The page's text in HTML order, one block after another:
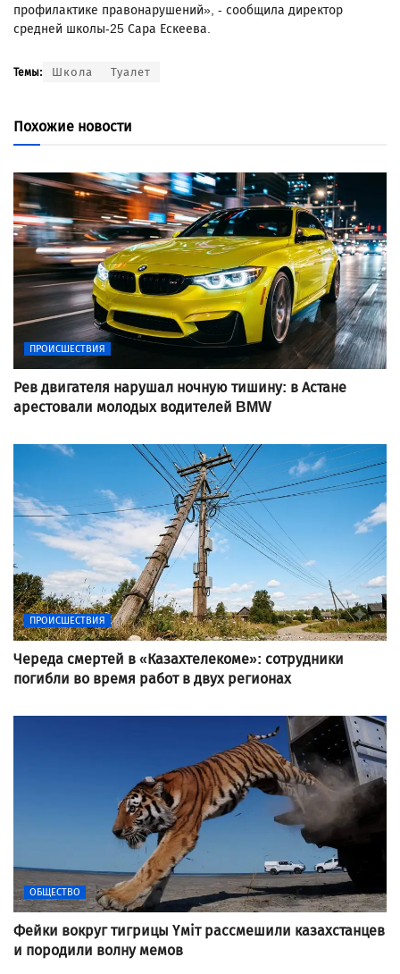
профилактике правонарушений», - сообщила директор
средней школы-25 Сара Ескеева.
Темы: Школа Туалет
Похожие новости
ПРОИСШЕСТВИЯ
Рев двигателя нарушал ночную тишину: в Астане
арестовали молодых водителей BMW
ПРОИСШЕСТВИЯ
Череда смертей в «Казахтелекоме»: сотрудники
погибли во время работ в двух регионах
ОБЩЕСТВО
Фейки вокруг тигрицы Үміт рассмешили казахстанцев
и породили волну мемов